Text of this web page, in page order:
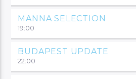
MANNA SELECTION
19:00
BUDAPEST UPDATE
22:00